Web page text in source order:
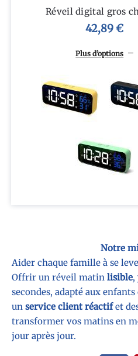
Réveil digital gros
42,89€
Plus d’options
Notre
Aider chaque famille à se
Offrir un réveil matin lisible,
secondes, adapté aux
un service client réactifet
transformer vos matins en
jour après jour.